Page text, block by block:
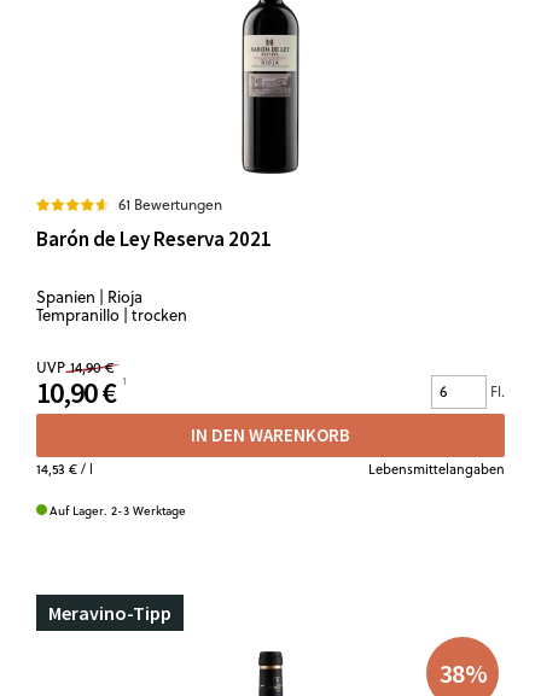
61 Bewertungen
Barón de Ley Reserva 2021
Spanien | Rioja
Tempranillo | trocken
UVP 14,90 €
10,90 € Fl.
IN DEN WARENKORB
14,53 €/ l Lebensmittelangaben
Auf Lager. 2-3 Werktage
Meravino-Tipp
38%